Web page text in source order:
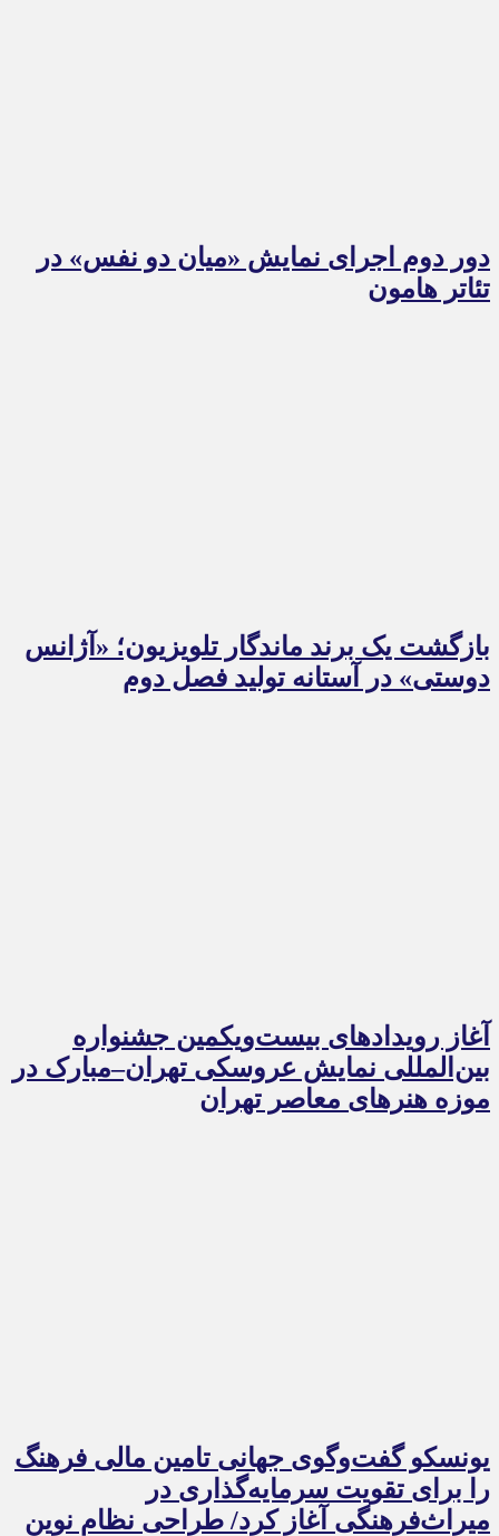
دور دوم اجرای نمایش «میان دو نفس» در
تئاتر هامون
بازگشت یک برند ماندگار تلویزیون؛ «آژانس
دوستی» در آستانه تولید فصل دوم
آغاز رویدادهای بیست‌ویکمین جشنواره
بین‌المللی نمایش عروسکی تهران–مبارک در
موزه هنرهای معاصر تهران
یونسکو گفت‌وگوی جهانی تامین مالی فرهنگ
را برای تقویت سرمایه‌گذاری در
میراث‌فرهنگی آغاز کرد/ طراحی نظام نوین